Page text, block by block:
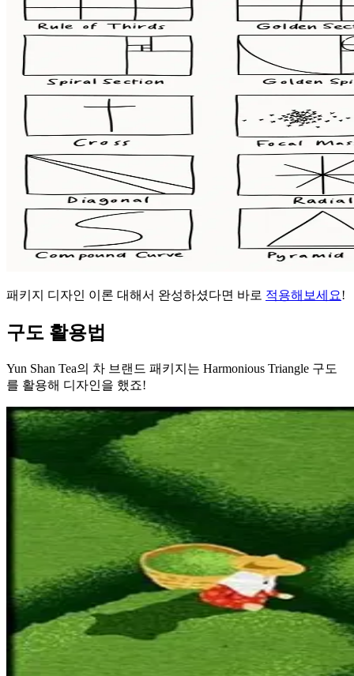
패키지 디자인 이론 대해서 완성하셨다면 바로 적용해보세요!
구도 활용법
Yun Shan Tea의 차 브랜드 패키지는 Harmonious Triangle 구도
를 활용해 디자인을 했죠!